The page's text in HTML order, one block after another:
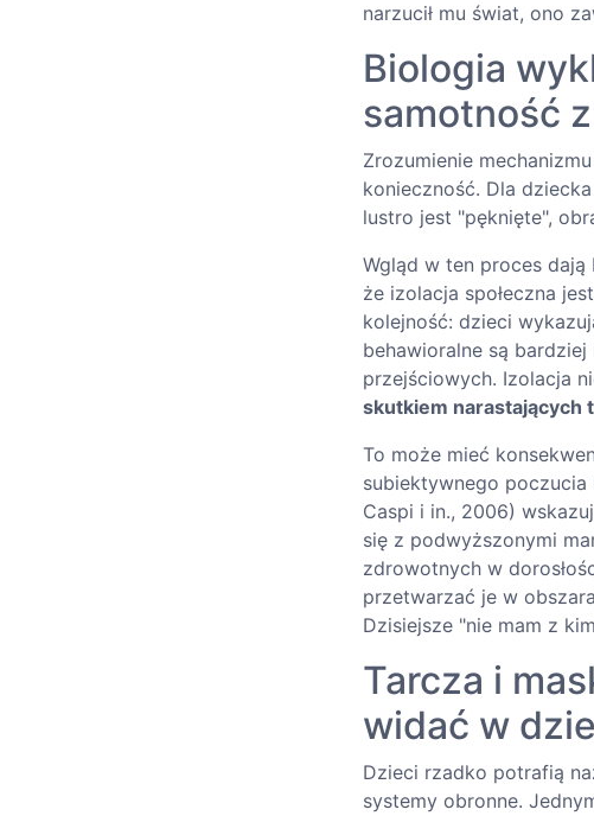
narzucił mu świat, ono
Biologia
samotność
Zrozumienie
konieczność. Dla
lustro jest "pęknięte",
Wgląd w ten proces dają
że izolacja społeczna
kolejność: dzieci
behawioralne są
przejściowych. Izolacja
skutkiem narastających
To może mieć
subiektywnego poczucia
Caspi i in., 2006)
się z podwyższonymi
zdrowotnych w
przetwarzać je w
Dzisiejsze "nie mam z
Tarcza i
widać w
Dzieci rzadko potrafią
systemy obronne.